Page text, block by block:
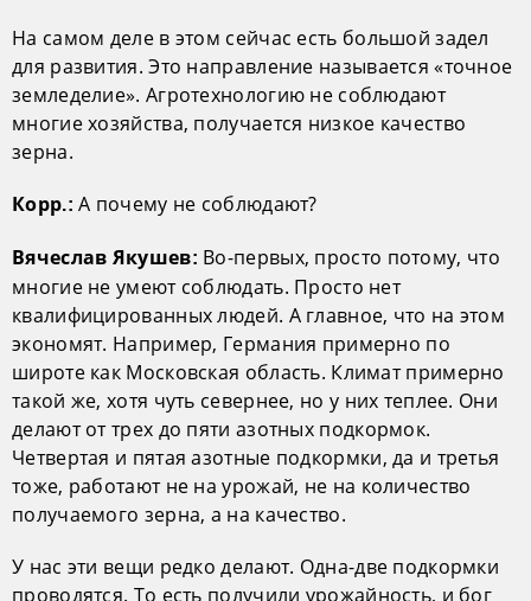
На самом деле в этом сейчас есть большой задел
для развития. Это направление называется «точное
земледелие». Агротехнологию не соблюдают
многие хозяйства, получается низкое качество
зерна.
Корр.:А почему не соблюдают?
Вячеслав Якушев: Во-первых, просто потому, что
многие не умеют соблюдать. Просто нет
квалифицированных людей. А главное, что на этом
экономят. Например, Германия примерно по
широте как Московская область. Климат примерно
такой же, хотя чуть севернее, но у них теплее. Они
делают от трех до пяти азотных подкормок.
Четвертая и пятая азотные подкормки, да и третья
тоже, работают не на урожай, не на количество
получаемого зерна, а на качество.
У нас эти вещи редко делают. Одна-две подкормки
проводятся. То есть получили урожайность, и бог